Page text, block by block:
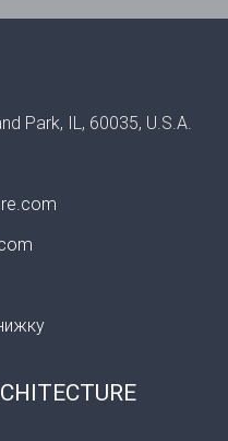
Park, IL, 60035, U.S.A.